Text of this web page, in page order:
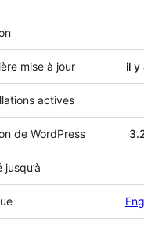
mise à jour il y
actives
de WordPress
jusqu’à